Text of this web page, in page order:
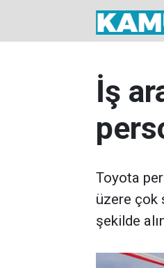
İş
Toyota
üzere çok
şekilde